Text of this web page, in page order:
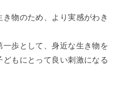
物のため、より実感がわき
歩として、身近な生き物を
もにとって良い刺激になる